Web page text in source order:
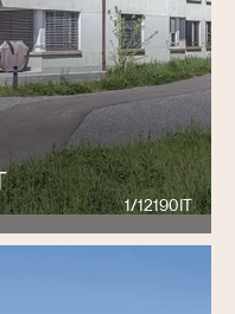
1/12190IT